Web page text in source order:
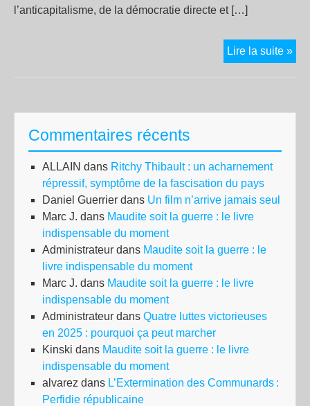
l’anticapitalisme, de la démocratie directe et […]
Lire la suite »
Commentaires récents
ALLAIN dans Ritchy Thibault : un acharnement
répressif, symptôme de la fascisation du pays
Daniel Guerrier dans Un film n’arrive jamais seul
Marc J. dans Maudite soit la guerre : le livre
indispensable du moment
Administrateur dans Maudite soit la guerre : le
livre indispensable du moment
Marc J. dans Maudite soit la guerre : le livre
indispensable du moment
Administrateur dans Quatre luttes victorieuses
en 2025 : pourquoi ça peut marcher
Kinski dans Maudite soit la guerre : le livre
indispensable du moment
alvarez dans L’Extermination des Communards :
Perfidie républicaine